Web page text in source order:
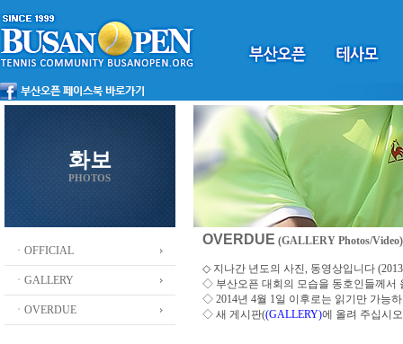
화보
PHOTOS
ㆍOFFICIAL
ㆍGALLERY
ㆍOVERDUE
OVERDUE (GALLERY Photos/Video)
◇ 지나간 년도의 사진, 동영상입니다
◇ 부산오픈 대회의 모습을 동호인들께서
◇ 2014년 4월 1일 이후로는 읽기만 가능
◇ 새 게시판((GALLERY)에 올려 주십시오